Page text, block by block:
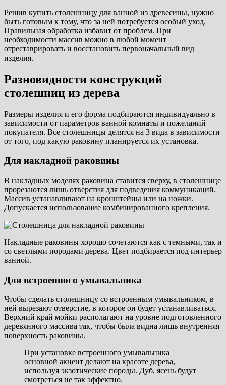
Решив купить столешницу для ванной из древесины, нужно
быть готовым к тому, что за ней потребуется особый уход.
Правильная обработка избавит от проблем. При
необходимости массив можно в любой момент
отреставрировать и восстановить первоначальный вид
изделия.
Разновидности конструкций
столешниц из дерева
Размеры изделия и его форма подбираются индивидуально в
зависимости от параметров ванной комнаты и пожеланий
покупателя. Все столешницы делятся на 3 вида в зависимости
от того, под какую раковину планируется их установка.
Для накладной раковины
В накладных моделях раковина ставится сверху, в столешнице
прорезаются лишь отверстия для подведения коммуникаций.
Массив устанавливают на кронштейны или на ножки.
Допускается использование комбинированного крепления.
Накладные раковины хорошо сочетаются как с темными, так и
со светлыми породами дерева. Цвет подбирается под интерьер
ванной.
Для встроенного умывальника
Чтобы сделать столешницу со встроенным умывальником, в
ней вырезают отверстие, в которое он будет устанавливаться.
Верхний край мойки располагают на уровне подготовленного
деревянного массива так, чтобы была видна лишь внутренняя
поверхность раковины.
При установке встроенного умывальника
основной акцент делают на красоте дерева,
используя экзотические породы. Дуб, ясень будут
смотреться не так эффектно.